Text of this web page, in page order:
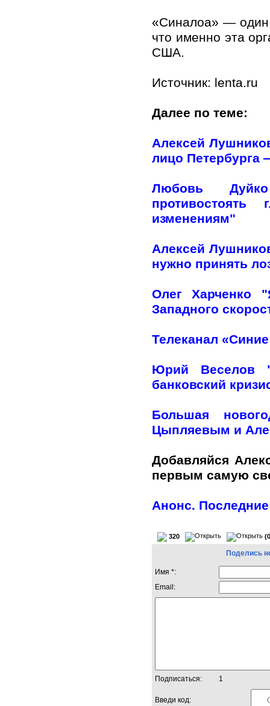
«Синалоа» — один
что именно эта
США.
Источник: lenta.ru
Далее по теме:
Алексей
лицо Петербурга
Любовь
противостоять
изменениям"
Алексей
нужно принять
Олег Харченко
Западного
Телеканал
Юрий Веселов
банковский
Большая
Цыпляевым и
Добавляйся
первым самую
Анонс.
320
Поделись
Имя *:
Email:
Подписаться: 1
Введи код: